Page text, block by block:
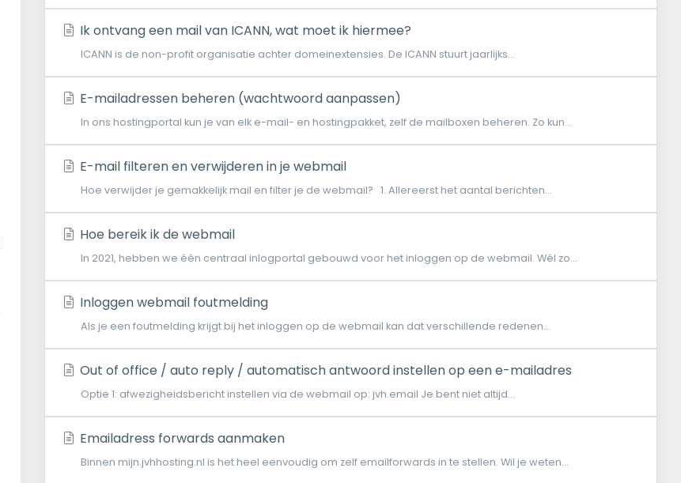
Ik ontvang een mail van ICANN, wat moet ik hiermee?
ICANN is de non-profit organisatie achter domeinextensies. De ICANN stuurt jaarlijks...
E-mailadressen beheren (wachtwoord aanpassen)
In ons hostingportal kun je van elk e-mail- en hostingpakket, zelf de mailboxen beheren. Zo kun...
E-mail filteren en verwijderen in je webmail
Hoe verwijder je gemakkelijk mail en filter je de webmail? 1. Allereerst het aantal berichten...
Hoe bereik ik de webmail
In 2021, hebben we één centraal inlogportal gebouwd voor het inloggen op de webmail. Wél zo...
Inloggen webmail foutmelding
Als je een foutmelding krijgt bij het inloggen op de webmail kan dat verschillende redenen...
Out of office / auto reply / automatisch antwoord instellen op een e-mailadres
Optie 1: afwezigheidsbericht instellen via de webmail op: jvh.email Je bent niet altijd...
Emailadress forwards aanmaken
Binnen mijn.jvhhosting.nl is het heel eenvoudig om zelf emailforwards in te stellen. Wil je weten...